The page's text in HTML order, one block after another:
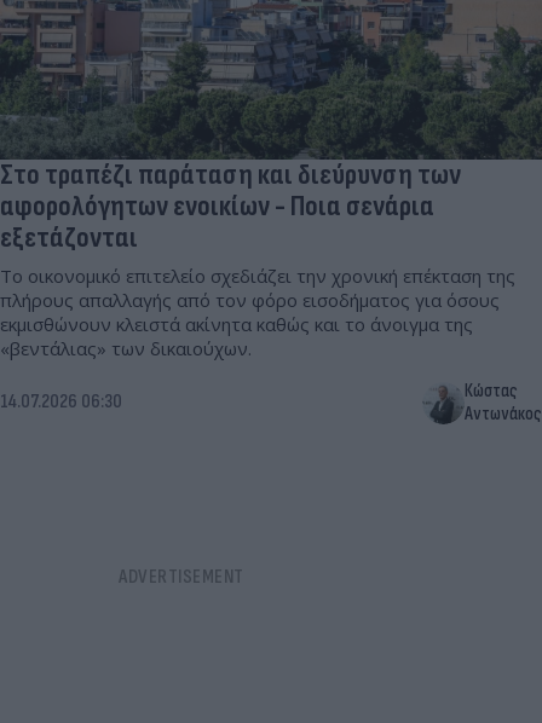
Στο τραπέζι παράταση και διεύρυνση των
αφορολόγητων ενοικίων - Ποια σενάρια
εξετάζονται
Το οικονομικό επιτελείο σχεδιάζει την χρονική επέκταση της
πλήρους απαλλαγής από τον φόρο εισοδήματος για όσους
εκμισθώνουν κλειστά ακίνητα καθώς και το άνοιγμα της
«βεντάλιας» των δικαιούχων.
14.07.2026 06:30
Κώστας
Αντωνάκος